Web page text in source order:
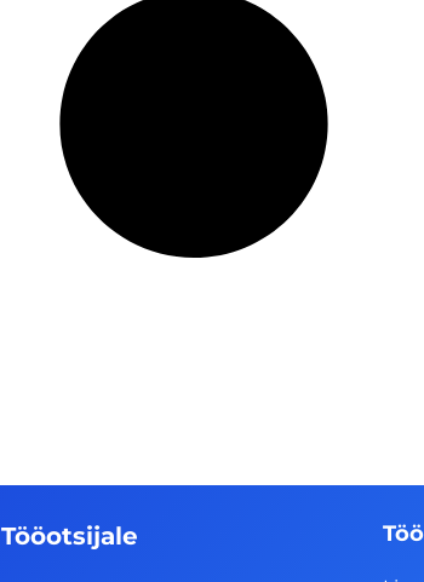
Tööotsijale